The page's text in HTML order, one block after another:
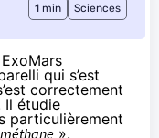
1 min Sciences
qui s’est
correctement
Il étudie
particulièrement
».